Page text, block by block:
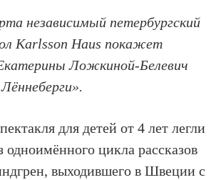
независимый петербургский
Karlsson Haus покажет
Ложкиной-Белевич
для детей от 4 лет легли
одноимённого цикла рассказов
выходившего в Швеции с